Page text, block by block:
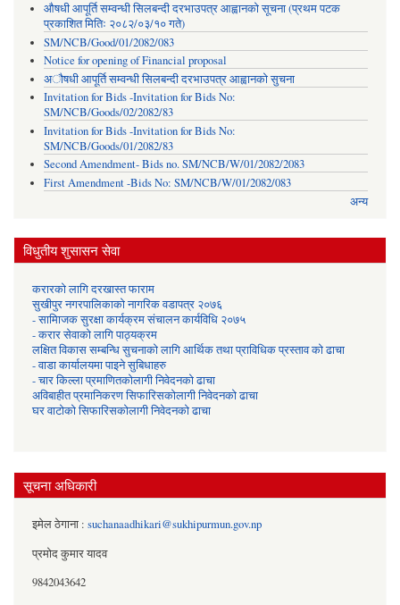
औषधी आपूर्ति सम्वन्धी सिलबन्दी दरभाउपत्र आह्वानको सूचना (प्रथम पटक
प्रकाशित मितिः २०८२/०३/१० गते)
SM/NCB/Good/01/2082/083
Notice for opening of Financial proposal
अौषधी आपूर्ति सम्वन्धी सिलबन्दी दरभाउपत्र आह्वानको सुचना
Invitation for Bids -Invitation for Bids No:
SM/NCB/Goods/02/2082/83
Invitation for Bids -Invitation for Bids No:
SM/NCB/Goods/01/2082/83
Second Amendment- Bids no. SM/NCB/W/01/2082/2083
First Amendment -Bids No: SM/NCB/W/01/2082/083
अन्य
विधुतीय शुसासन सेवा
करारको लागि दरखास्त फाराम
सुखीपुर नगरपालिकाको नागरिक वडापत्र २०७६
- सामािजक सुरक्षा कार्यक्रम संचालन कार्यविधि २०७५
- करार सेवाको लागि पाठ्यक्रम
लक्षित विकास सम्बन्धि सुचनाको लागि आर्थिक तथा प्राविधिक प्रस्ताव को ढाचा
- वाडा कार्यालयमा पाइने सुबिधाहरु
- चार किल्ला प्रमाणितकोलागी निवेदनको ढाचा
अविबाहीत प्रमानिकरण सिफारिसकोलागी निवेदनको ढाचा
घर वाटोको सिफारिसकोलागी निवेदनको ढाचा
सूचना अधिकारी
इमेल ठेगाना : suchanaadhikari@sukhipurmun.gov.np
प्रमोद कुमार यादव
9842043642